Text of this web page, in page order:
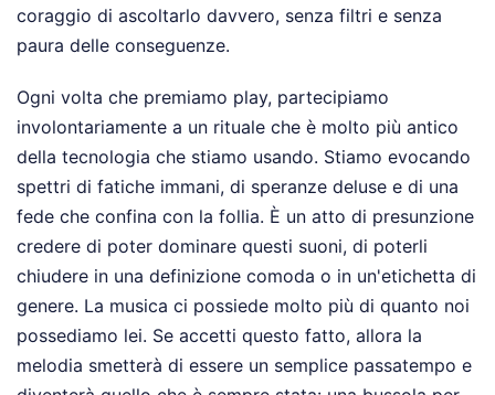
coraggio di ascoltarlo davvero, senza filtri e senza
paura delle conseguenze.
Ogni volta che premiamo play, partecipiamo
involontariamente a un rituale che è molto più antico
della tecnologia che stiamo usando. Stiamo evocando
spettri di fatiche immani, di speranze deluse e di una
fede che confina con la follia. È un atto di presunzione
credere di poter dominare questi suoni, di poterli
chiudere in una definizione comoda o in un'etichetta di
genere. La musica ci possiede molto più di quanto noi
possediamo lei. Se accetti questo fatto, allora la
melodia smetterà di essere un semplice passatempo e